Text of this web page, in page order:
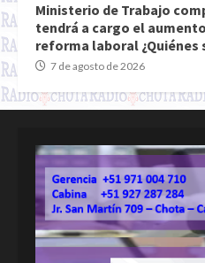
Ministerio de Trabajo
tendrá a cargo el
reforma laboral ¿Quiénes
7 de agosto de 2026